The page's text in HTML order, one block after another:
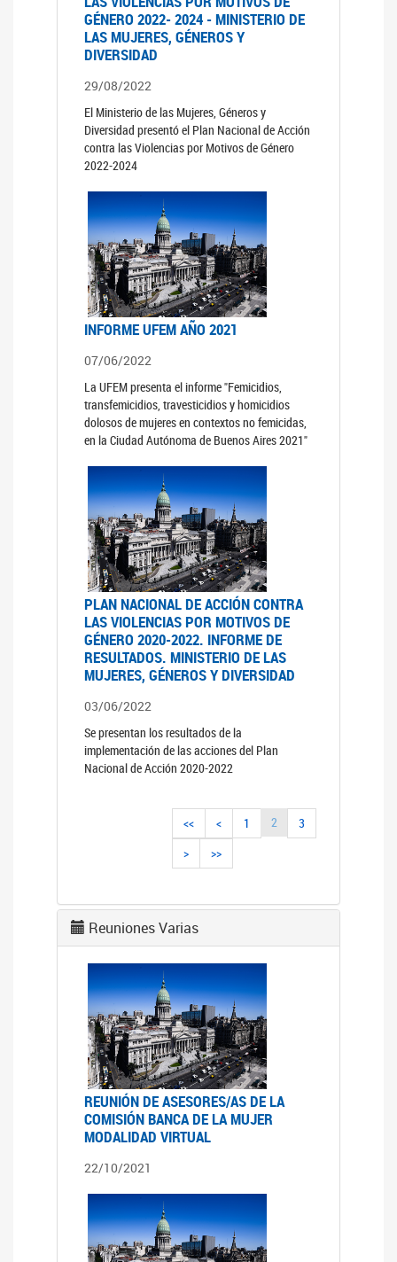
GÉNERO 2022- 2024 - MINISTERIO DE
LAS MUJERES, GÉNEROS Y
DIVERSIDAD
29/08/2022
El Ministerio de las Mujeres, Géneros y
Diversidad presentó el Plan Nacional de Acción
contra las Violencias por Motivos de Género
2022-2024
INFORME UFEM AÑO 2021
07/06/2022
La UFEM presenta el informe "Femicidios,
transfemicidios, travesticidios y homicidios
dolosos de mujeres en contextos no femicidas,
en la Ciudad Autónoma de Buenos Aires 2021"
PLAN NACIONAL DE ACCIÓN CONTRA
LAS VIOLENCIAS POR MOTIVOS DE
GÉNERO 2020-2022. INFORME DE
RESULTADOS. MINISTERIO DE LAS
MUJERES, GÉNEROS Y DIVERSIDAD
03/06/2022
Se presentan los resultados de la
implementación de las acciones del Plan
Nacional de Acción 2020-2022
<< < 1 2
3
>
>>
Reuniones Varias
REUNIÓN DE ASESORES/AS DE LA
COMISIÓN BANCA DE LA MUJER
MODALIDAD VIRTUAL
22/10/2021